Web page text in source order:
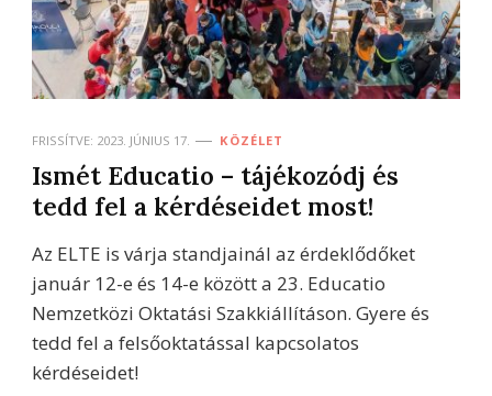
FRISSÍTVE: 2023. JÚNIUS 17. KÖZÉLET
Ismét Educatio – tájékozódj és
tedd fel a kérdéseidet most!
Az ELTE is várja standjainál az érdeklődőket
január 12-e és 14-e között a 23. Educatio
Nemzetközi Oktatási Szakkiállításon. Gyere és
tedd fel a felsőoktatással kapcsolatos
kérdéseidet!